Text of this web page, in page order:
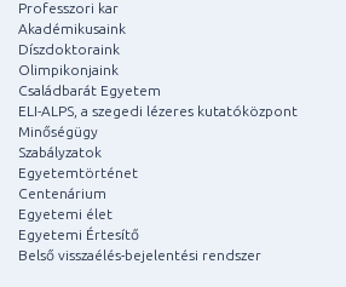
Professzori kar
Akadémikusaink
Díszdoktoraink
Olimpikonjaink
Családbarát Egyetem
ELI-ALPS, a szegedi lézeres kutatóközpont
Minőségügy
Szabályzatok
Egyetemtörténet
Centenárium
Egyetemi élet
Egyetemi Értesítő
Belső visszaélés-bejelentési rendszer